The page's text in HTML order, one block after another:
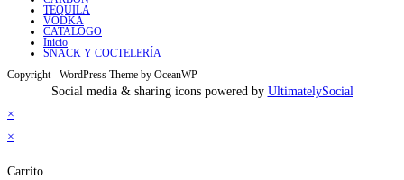
TEQUILA
VODKA
CATALOGO
Inicio
SNACK Y COCTELERÍA
Copyright - WordPress Theme by OceanWP
Social media & sharing icons powered by UltimatelySocial
×
×
Carrito